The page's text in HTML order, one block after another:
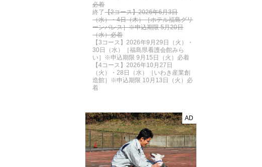
必着
終了【2コース】2026年6月3日
（水）・4日（木）［ホテル福島グリ
ーンパレス］※申込期限 5月20日
（水）必着
【3コース】2026年9月29日（火）・
30日（水）［福島県看護会館みら
い］※申込期限 9月15日（火）必着
【4コース】2026年10月27日
（火）・28日（水）［いわき産業創
造館］※申込期限 10月13日（火）必
着
AD